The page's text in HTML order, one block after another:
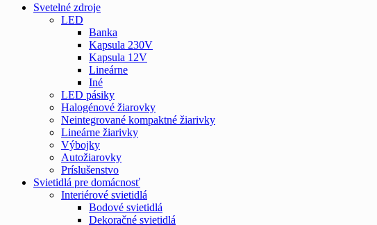
Svetelné zdroje
LED
Banka
Kapsula 230V
Kapsula 12V
Lineárne
Iné
LED pásiky
Halogénové žiarovky
Neintegrované kompaktné žiarivky
Lineárne žiarivky
Výbojky
Autožiarovky
Príslušenstvo
Svietidlá pre domácnosť
Interiérové svietidlá
Bodové svietidlá
Dekoračné svietidlá